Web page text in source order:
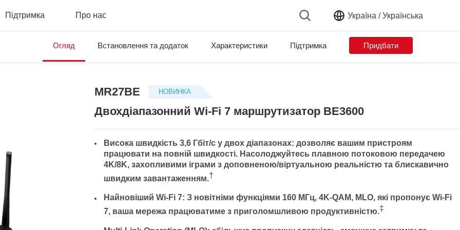
Україна /Українська
Підтримка Про нас
Огляд Встановлення та додаток Характеристики Підтримка Придбати
MR27BE НОВИНКА
Двохдіапазонний Wi-Fi 7 маршрутизатор BE3600
Висока швидкість 3,6 Гбіт/с у двох діапазонах: дозволяє вашим пристроям
працювати на повній швидкості. Насолоджуйтесь плавною потоковою передачею
4K/8K, захопливими іграми з доповненою/віртуальною реальністю та блискавично
швидким завантаженням.†
Найновіший Wi-Fi 7: З новітніми функціями 160 МГц, 4K-QAM, MLO, які пропонує Wi-Fi
7, ваша мережа працюватиме з приголомшливою продуктивністю.‡